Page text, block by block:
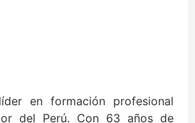
en formación profesional
del Perú. Con 63 años de